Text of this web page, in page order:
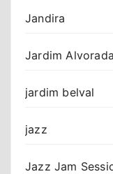
Jandira
Jardim Alvorada
jardim belval
jazz
Jazz Jam